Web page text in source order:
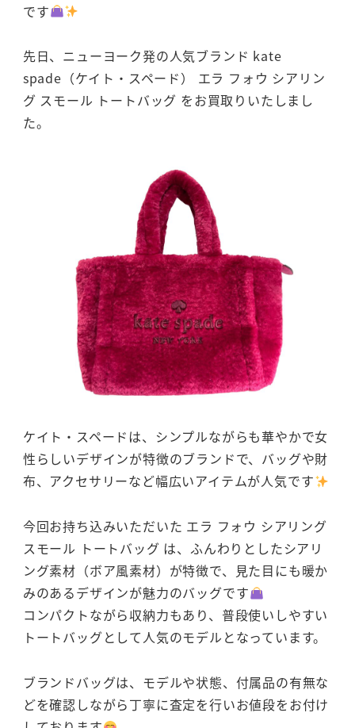
です
先日、ニューヨーク発の人気ブランド kate
spade（ケイト・スペード） エラ フォウ シアリン
グ スモール トートバッグ をお買取りいたしまし
た。
ケイト・スペードは、シンプルながらも華やかで女
性らしいデザインが特徴のブランドで、バッグや財
布、アクセサリーなど幅広いアイテムが人気です
今回お持ち込みいただいた エラ フォウ シアリング
スモール トートバッグ は、ふんわりとしたシアリ
ング素材（ボア風素材）が特徴で、見た目にも暖か
みのあるデザインが魅力のバッグです
コンパクトながら収納力もあり、普段使いしやすい
トートバッグとして人気のモデルとなっています。
ブランドバッグは、モデルや状態、付属品の有無な
どを確認しながら丁寧に査定を行いお値段をお付け